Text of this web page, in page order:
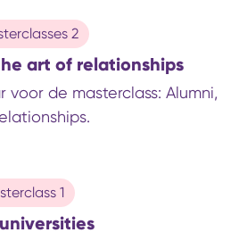
2
art of relationships
voor de masterclass: Alumni,
1